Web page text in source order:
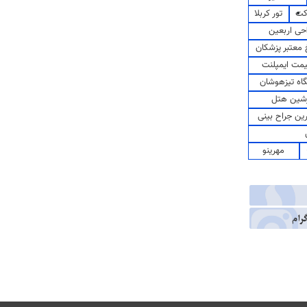
تور کربلا
اربعین
پزشکان
ایمپلنت
تیزهوشان
هتل
جراح بینی
مهرینو